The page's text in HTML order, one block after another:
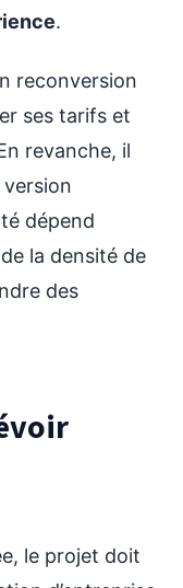
.
reconversion
ses tarifs et
revanche, il
dépend
la densité de
des
le projet doit